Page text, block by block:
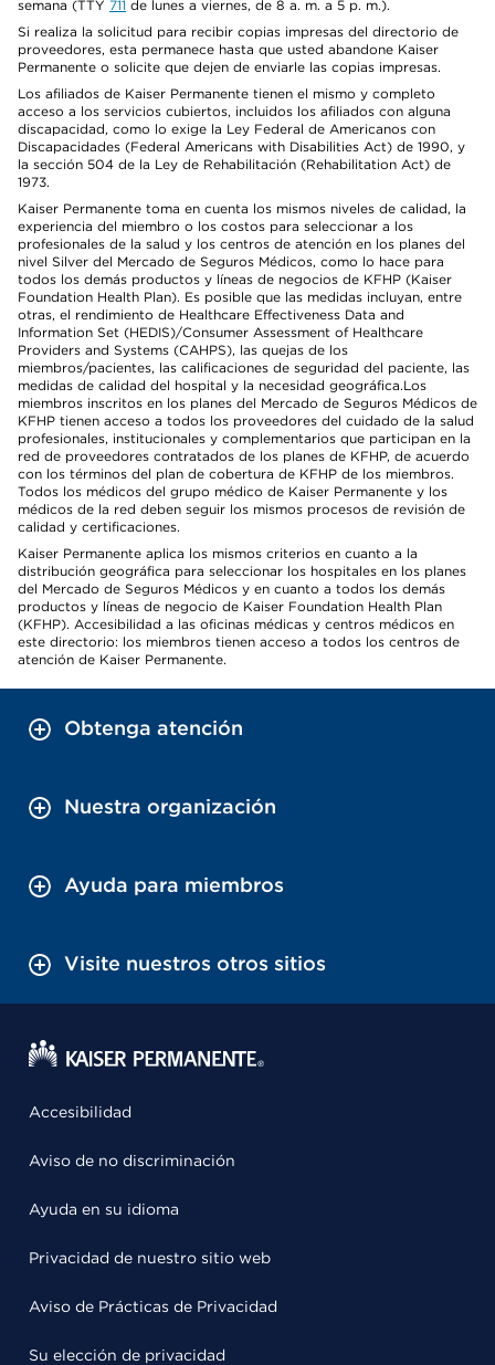
semana (TTY 711 de lunes a viernes, de 8 a. m. a 5 p. m.).
Si realiza la solicitud para recibir copias impresas del directorio de
proveedores, esta permanece hasta que usted abandone Kaiser
Permanente o solicite que dejen de enviarle las copias impresas.
Los afiliados de Kaiser Permanente tienen el mismo y completo
acceso a los servicios cubiertos, incluidos los afiliados con alguna
discapacidad, como lo exige la Ley Federal de Americanos con
Discapacidades (Federal Americans with Disabilities Act) de 1990, y
la sección 504 de la Ley de Rehabilitación (Rehabilitation Act) de
1973.
Kaiser Permanente toma en cuenta los mismos niveles de calidad, la
experiencia del miembro o los costos para seleccionar a los
profesionales de la salud y los centros de atención en los planes del
nivel Silver del Mercado de Seguros Médicos, como lo hace para
todos los demás productos y líneas de negocios de KFHP (Kaiser
Foundation Health Plan). Es posible que las medidas incluyan, entre
otras, el rendimiento de Healthcare Effectiveness Data and
Information Set (HEDIS)/Consumer Assessment of Healthcare
Providers and Systems (CAHPS), las quejas de los
miembros/pacientes, las calificaciones de seguridad del paciente, las
medidas de calidad del hospital y la necesidad geográfica.Los
miembros inscritos en los planes del Mercado de Seguros Médicos de
KFHP tienen acceso a todos los proveedores del cuidado de la salud
profesionales, institucionales y complementarios que participan en la
red de proveedores contratados de los planes de KFHP, de acuerdo
con los términos del plan de cobertura de KFHP de los miembros.
Todos los médicos del grupo médico de Kaiser Permanente y los
médicos de la red deben seguir los mismos procesos de revisión de
calidad y certificaciones.
Kaiser Permanente aplica los mismos criterios en cuanto a la
distribución geográfica para seleccionar los hospitales en los planes
del Mercado de Seguros Médicos y en cuanto a todos los demás
productos y líneas de negocio de Kaiser Foundation Health Plan
(KFHP). Accesibilidad a las oficinas médicas y centros médicos en
este directorio: los miembros tienen acceso a todos los centros de
atención de Kaiser Permanente.
Obtenga atención
Nuestra organización
Ayuda para miembros
Visite nuestros otros sitios
Accesibilidad
Aviso de no discriminación
Ayuda en su idioma
Privacidad de nuestro sitio web
Aviso de Prácticas de Privacidad
Su elección de privacidad